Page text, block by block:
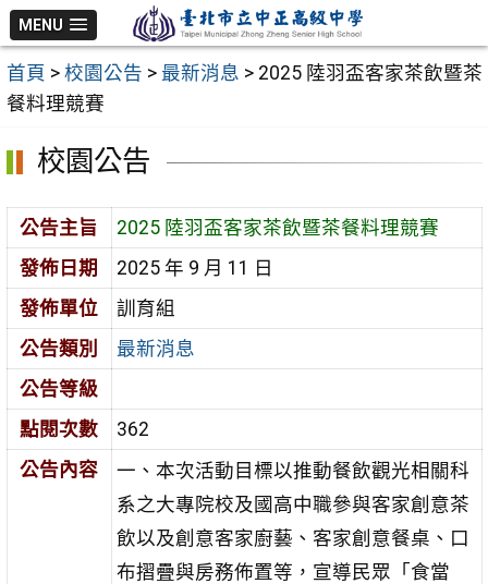
跳
至
主
要
MENU
首頁 > 校園公告 > 最新消息 > 2025 陸羽盃客家茶飲暨茶
餐料理競賽
校園公告
公告主旨
2025 陸羽盃客家茶飲暨茶餐料理競賽
發佈日期
2025 年 9 月 11 日
發佈單位
訓育組
公告類別
最新消息
公告等級
點閱次數
362
公告內容
一、本次活動目標以推動餐飲觀光相關科
系之大專院校及國高中職參與客家創意茶
飲以及創意客家廚藝、客家創意餐桌、口
布摺疊與房務佈置等，宣導民眾「食當